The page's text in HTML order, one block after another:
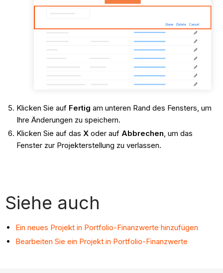
Klicken Sie auf Fertig am unteren Rand des Fensters, um
Ihre Änderungen zu speichern.
Klicken Sie auf das Xoder auf Abbrechen, um das
Fenster zur Projekterstellung zu verlassen.
Siehe auch
Ein neues Projekt in Portfolio-Finanzwerte hinzufügen
Bearbeiten Sie ein Projekt in Portfolio-Finanzwerte